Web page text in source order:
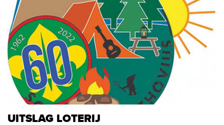
UITSLAG LOTERIJ